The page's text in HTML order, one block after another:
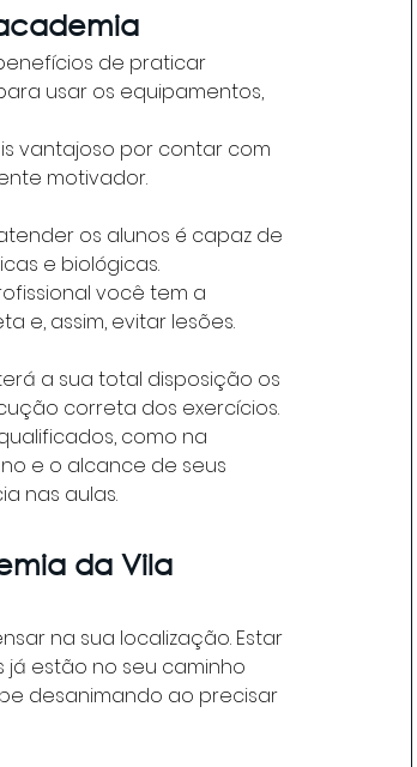
de praticar
usar os equipamentos,
vantajoso por contar com
motivador.
os alunos é capaz de
e biológicas.
você tem a
e, assim, evitar lesões.
a sua total disposição os
correta dos exercícios.
como na
e o alcance de seus
nas aulas.
da Vila
na sua localização. Estar
estão no seu caminho
desanimando ao precisar